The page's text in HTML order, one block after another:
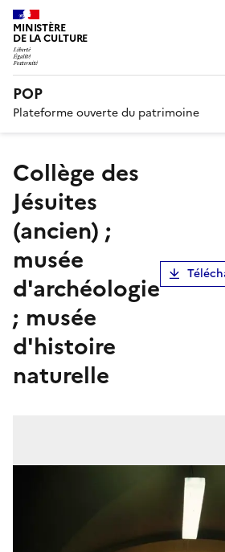
MINISTÈRE
DE LA CULTURE
POP
Plateforme ouverte du patrimoine
collège des
Jésuites
(ancien) ;
musée
d'archéologie
; musée
d'histoire
naturelle